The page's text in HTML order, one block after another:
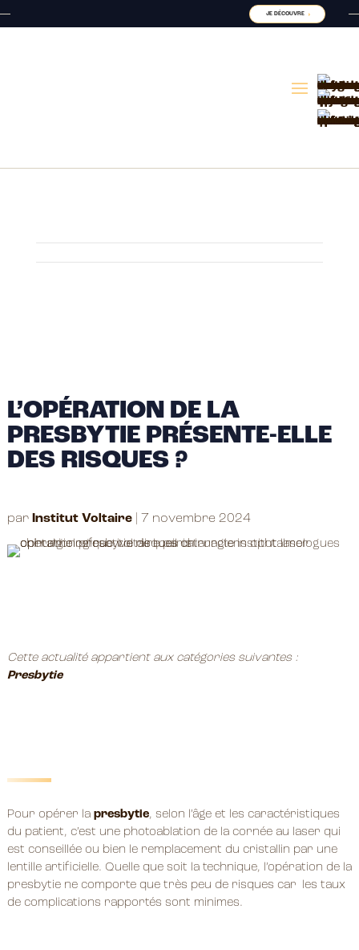
JE DÉCOUVRE
L’OPÉRATION DE LA
PRESBYTIE PRÉSENTE-ELLE
DES RISQUES ?
par Institut Voltaire| 7 novembre 2024
Cette actualité appartient aux catégories suivantes :
Presbytie
Pour opérer la presbytie, selon l’âge et les caractéristiques
du patient, c’est une photoablation de la cornée au laser qui
est conseillée ou bien le remplacement du cristallin par une
lentille artificielle. Quelle que soit la technique, l’opération de la
presbytie ne comporte que très peu de risques car les taux
de complications rapportés sont minimes.